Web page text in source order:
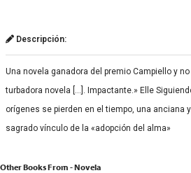
Descripción:
Una novela ganadora del premio Campiello y
turbadora novela […]. Impactante.» Elle
orígenes se pierden en el tiempo, una anciana
sagrado vínculo de la «adopción del alma»
Other Books From - Novela